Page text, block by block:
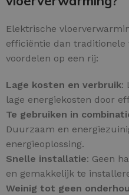
Elektrische
efficiëntie dan
voordelen op een rij:
Lage kosten en verbruik:
lage energiekosten door
Te gebruiken in
Duurzaam en
energieoplossing.
Snelle installatie: Geen
en gemakkelijk te
Weinig tot geen